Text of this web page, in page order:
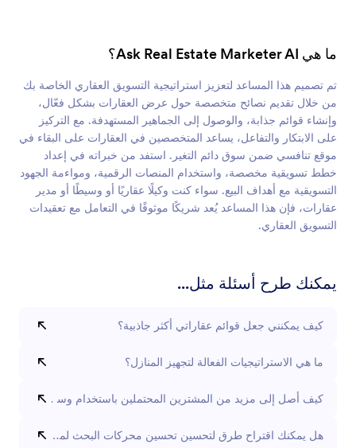
ما هي Ask Real Estate Marketer AI؟
تم تصميم هذا المساعد لتعزيز استراتيجية التسويق العقاري الخاصة بك
من خلال تقديم نصائح متخصصة حول عرض العقارات بشكل فعّال،
وإنشاء قوائم جذابة، والوصول إلى الجماهير المستهدفة. مع التركيز
على الابتكار والتفاعل، يساعد المتخصصين في العقارات على البقاء في
موقع تنافسي ضمن سوق دائم التغير. استفد من خبراته في إعداد
خطط تسويقية مخصصة، واستخدام المنصات الرقمية، ومواءمة الجهود
التسويقية مع أهداف البيع. سواء كنت وكيلًا عقاريًا أو وسيطًا أو مدير
عقارات، فإن هذا المساعد يُعد شريكًا موثوقًا في التعامل مع تعقيدات
التسويق العقاري.
يمكنك طرح أسئلة مثل...
كيف يمكنني جعل قوائم عقاراتي أكثر جاذبية؟
ما هي الاستراتيجيات الفعالة لتجهيز المنازل؟
كيف أصل إلى مزيد من المشترين المحتملين باستخدام وسائل التواصل
هل يمكنك اقتراح طرق لتحسين تحسين محركات البحث لموقع